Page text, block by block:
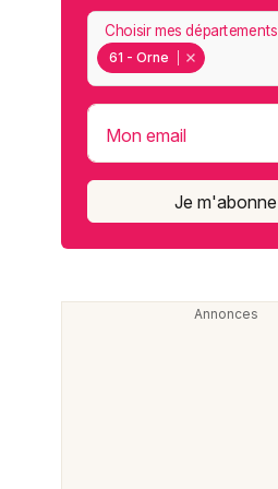
61 - Orne
Choisir mes départements
Mon email
Je m'abonne